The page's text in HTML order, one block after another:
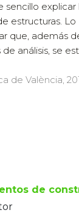
sencillo explicar
estructuras. Lo
que, además
análisis, se
de València,
de